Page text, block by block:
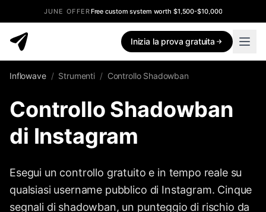
JUNE OFFERFree custom system worth $1,500-$10,000
Inizia la prova gratuita
Inflowave / Strumenti / Controllo Shadowban
Controllo Shadowban
di Instagram
Esegui un controllo gratuito e in tempo reale su
qualsiasi username pubblico di Instagram. Cinque
segnali di shadowban, un punteggio di rischio da